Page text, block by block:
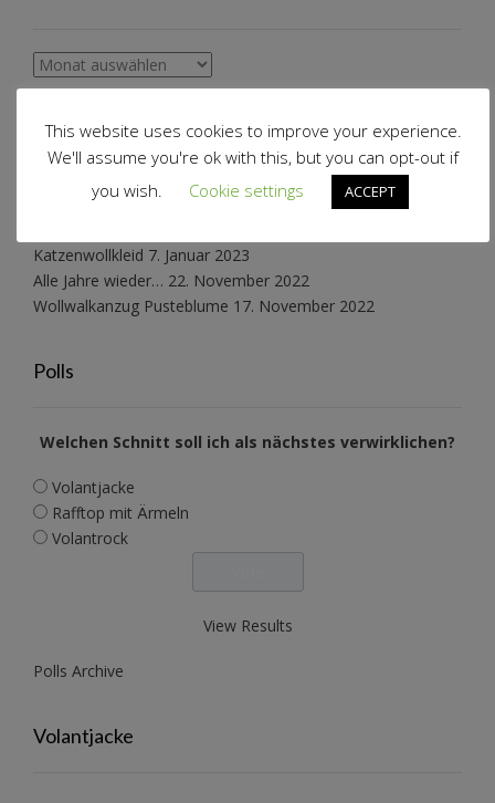
Archiv
Schnabelinas Welt
Schneeflockenkleid reloaded
27. März 2025
Katzenwollkleid 7. Januar 2023
Alle Jahre wieder… 22. November 2022
Wollwalkanzug Pusteblume 17. November 2022
Polls
Welchen Schnitt soll ich als nächstes verwirklichen?
Volantjacke
Rafftop mit Ärmeln
Volantrock
View Results
Polls Archive
Volantjacke
This website uses cookies to improve your experience.
We'll assume you're ok with this, but you can opt-out if
you wish.
Cookie settings ACCEPT